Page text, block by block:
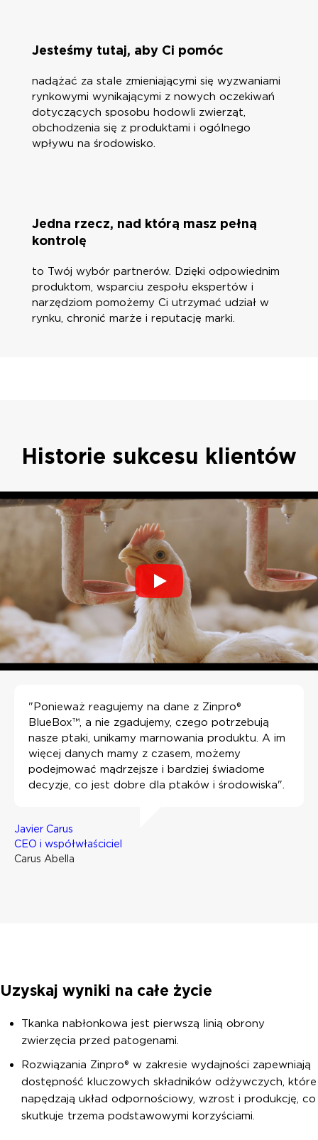
Jesteśmy tutaj, aby Ci pomóc
nadążać za stale zmieniającymi się wyzwaniami
rynkowymi wynikającymi z nowych oczekiwań
dotyczących sposobu hodowli zwierząt,
obchodzenia się z produktami i ogólnego
wpływu na środowisko.
Jedna rzecz, nad którą masz pełną
kontrolę
to Twój wybór partnerów. Dzięki odpowiednim
produktom, wsparciu zespołu ekspertów i
narzędziom pomożemy Ci utrzymać udział w
rynku, chronić marże i reputację marki.
Historie sukcesu klientów
"Ponieważ reagujemy na dane z Zinpro®
BlueBox™, a nie zgadujemy, czego potrzebują
nasze ptaki, unikamy marnowania produktu. A im
więcej danych mamy z czasem, możemy
podejmować mądrzejsze i bardziej świadome
decyzje, co jest dobre dla ptaków i środowiska".
Javier Carus
CEO i współwłaściciel
Carus Abella
Uzyskaj wyniki na całe życie
Tkanka nabłonkowa jest pierwszą linią obrony
zwierzęcia przed patogenami.
Rozwiązania Zinpro® w zakresie wydajności zapewniają
dostępność kluczowych składników odżywczych, które
napędzają układ odpornościowy, wzrost i produkcję, co
skutkuje trzema podstawowymi korzyściami.